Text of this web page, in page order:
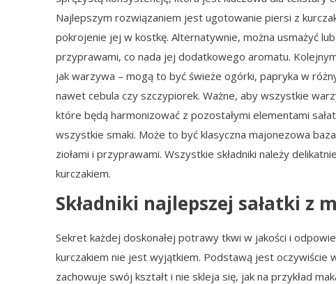
Najlepszym rozwiązaniem jest ugotowanie piersi z
pokrojenie jej w kostkę. Alternatywnie, można usmażyć
przyprawami, co nada jej dodatkowego aromatu.
jak warzywa – mogą to być świeże ogórki, papryka w
nawet cebula czy szczypiorek. Ważne, aby wszystkie
które będą harmonizować z pozostałymi elementami
wszystkie smaki. Może to być klasyczna majonezowa
ziołami i przyprawami. Wszystkie składniki należy
kurczakiem.
Składniki najlepszej sałatki z
Sekret każdej doskonałej potrawy tkwi w jakości i
kurczakiem nie jest wyjątkiem. Podstawą jest oczywiście
zachowuje swój kształt i nie skleja się, jak na przykład